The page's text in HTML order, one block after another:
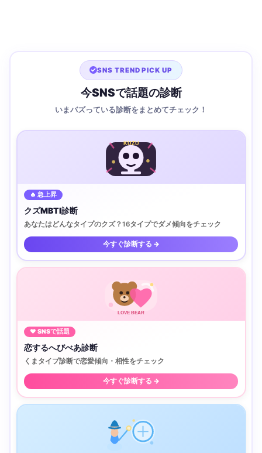
SNS TREND PICK UP
今SNSで話題の診断
いまバズっている診断をまとめてチェック！
KUZU
🔥 急上昇
クズMBTI診断
あなたはどんなタイプのクズ？16タイプでダメ傾向をチェック
今すぐ診断する →
LOVE BEAR
♥ SNSで話題
恋するへびべあ診断
くまタイプ診断で恋愛傾向・相性をチェック
今すぐ診断する →